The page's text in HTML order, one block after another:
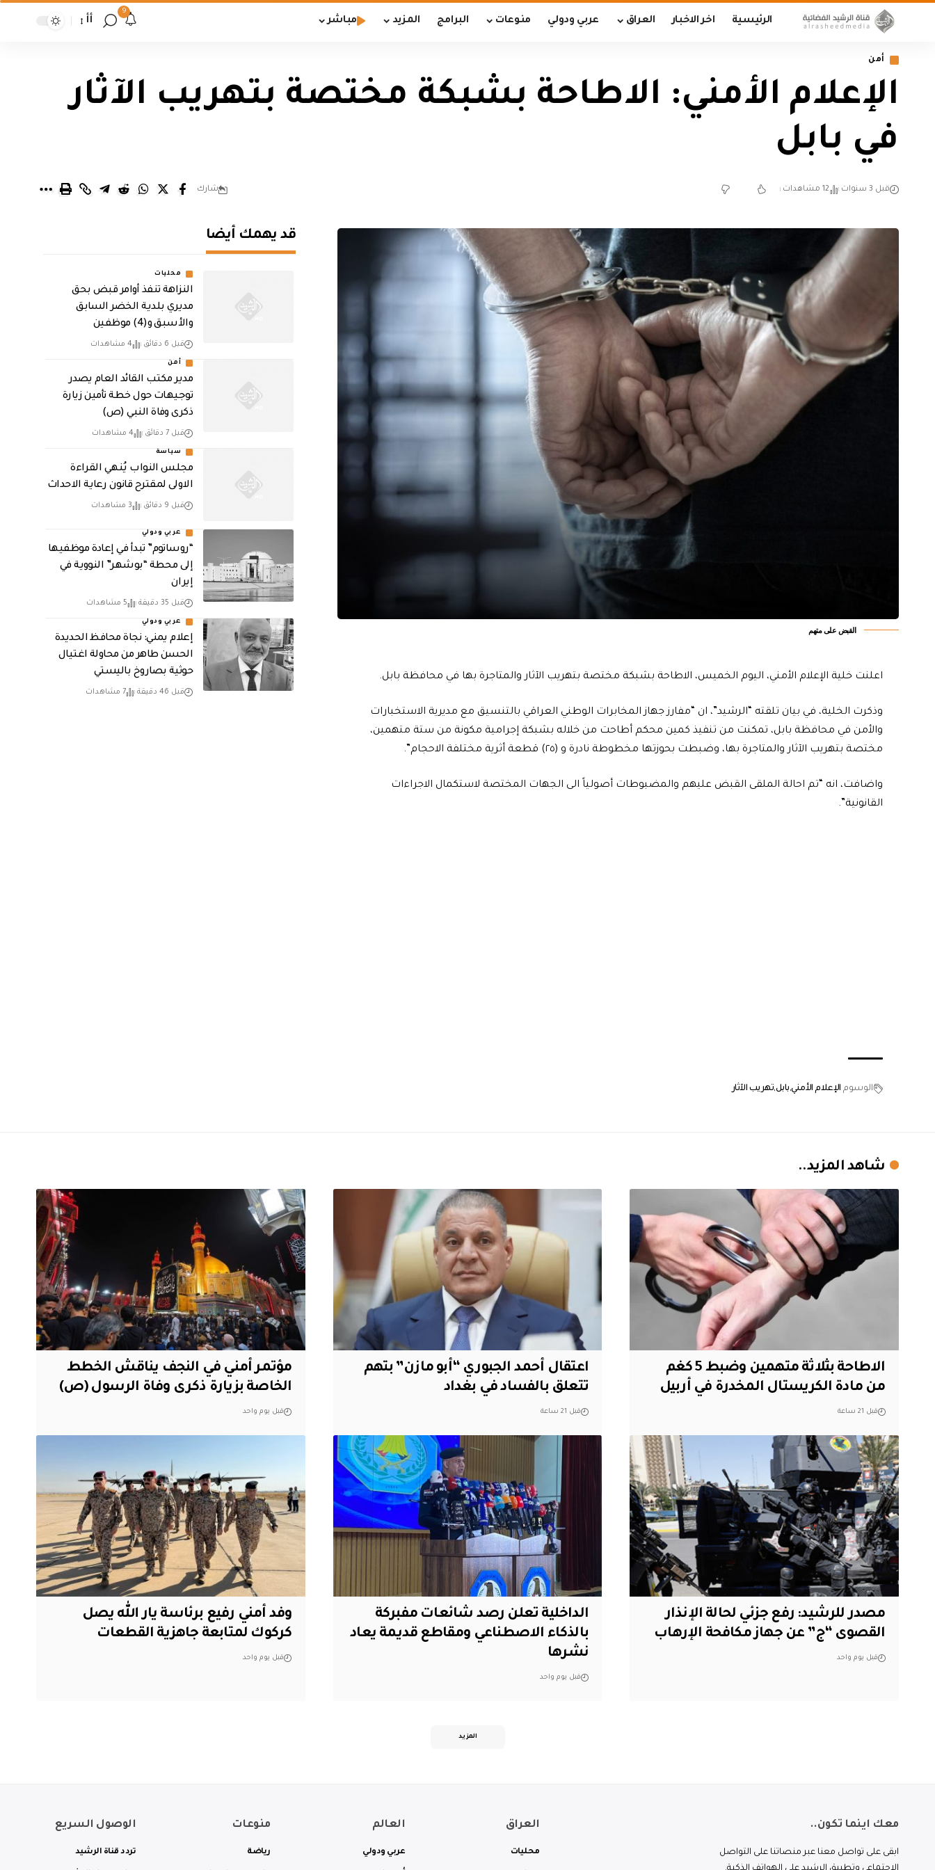
الرئيسية اخر الاخبار العراق عربي ودولي منوعات البرامج المزيد مباشر
9
أأ
أمن
الإعلام الأمني: الاطاحة بشبكة مختصة بتهريب الآثار
في بابل
قبل 3 سنوات 12 مشاهدات شارك
القبض على متهم
اعلنت خلية الإعلام الأمني، اليوم الخميس، الاطاحة بشبكة مختصة بتهريب الآثار والمتاجرة بها في محافظة بابل.
وذكرت الخلية، في بيان تلقته “الرشيد”، ان “مفارز جهاز المخابرات الوطني العراقي بالتنسيق مع مديرية الاستخبارات
والأمن في محافظة بابل، تمكنت من تنفيذ كمين محكم أطاحت من خلاله بشبكة إجرامية مكونة من ستة متهمين،
مختصة بتهريب الآثار والمتاجرة بها، وضبطت بحوزتها مخطوطة نادرة و (٢٥) قطعة أثرية مختلفة الاحجام”.
واضافت، انه “تم احالة الملقى القبض عليهم والمضبوطات أصولياً الى الجهات المختصة لاستكمال الاجراءات
القانونية”.
الوسوم الإعلام الأمني بابل تهريب الآثار
قد يهمك أيضا
محليات
النزاهة تنفذ أوامر قبض بحق
مديري بلدية الخضر السابق
والأسبق و(4) موظفين
قبل 6 دقائق 4 مشاهدات
أمن
مدير مكتب القائد العام يصدر
توجيهات حول خطة تأمين زيارة
ذكرى وفاة النبي (ص)
قبل 7 دقائق 4 مشاهدات
سياسة
مجلس النواب يُنهي القراءة
الاولى لمقترح قانون رعاية الاحداث
قبل 9 دقائق 3 مشاهدات
عربي ودولي
“روساتوم” تبدأ في إعادة موظفيها
إلى محطة “بوشهر” النووية في
إيران
قبل 35 دقيقة 5 مشاهدات
عربي ودولي
إعلام يمني: نجاة محافظ الحديدة
الحسن طاهر من محاولة اغتيال
حوثية بصاروخ باليستي
قبل 46 دقيقة 7 مشاهدات
شاهد المزيد..
الاطاحة بثلاثة متهمين وضبط 5 كغم
من مادة الكريستال المخدرة ​في أربيل
قبل 21 ساعة
اعتقال أحمد الجبوري “أبو مازن” بتهم
تتعلق بالفساد في بغداد
قبل 21 ساعة
مؤتمر أمني في النجف يناقش الخطط
الخاصة بزيارة ذكرى وفاة الرسول (ص)
قبل يوم واحد
مصدر للرشيد: رفع جزئي لحالة الإنذار
القصوى “ج” عن جهاز مكافحة الإرهاب
قبل يوم واحد
الداخلية تعلن رصد شائعات مفبركة
بالذكاء الاصطناعي ومقاطع قديمة يعاد
نشرها
قبل يوم واحد
وفد أمني رفيع برئاسة يار الله يصل
كركوك لمتابعة جاهزية القطعات
قبل يوم واحد
المزيد
معك اينما تكون..
ابقى على تواصل معنا عبر منصاتنا على التواصل
العراق
محليات
العالم
عربي ودولي
منوعات
رياضة
الوصول السريع
تردد قناة الرشيد